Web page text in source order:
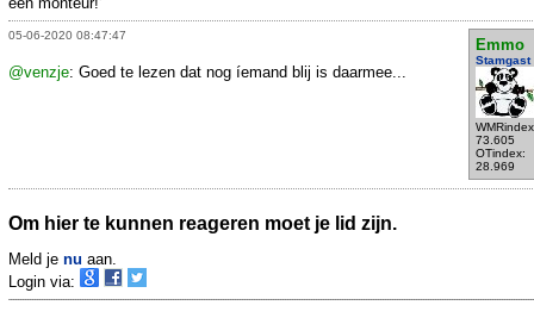
05-06-2020 08:47:47
Emmo
Stamgast
73.605
OTindex:
28.969
@venzje: Goed te lezen dat nog íemand blij is daarmee...
Om hier te kunnen reageren moet je lid zijn.
Meld je nu aan.
Login via: